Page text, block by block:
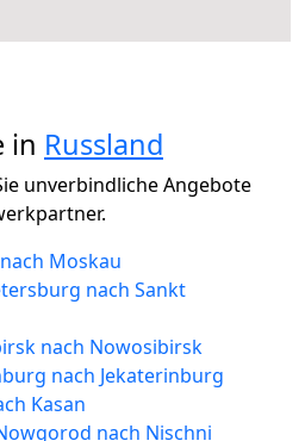
in Russland
unverbindliche Angebote
Moskau
nach Sankt
nach Nowosibirsk
nach Jekaterinburg
Kasan
nach Nischni